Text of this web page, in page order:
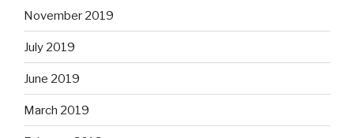
November 2019
July 2019
June 2019
March 2019